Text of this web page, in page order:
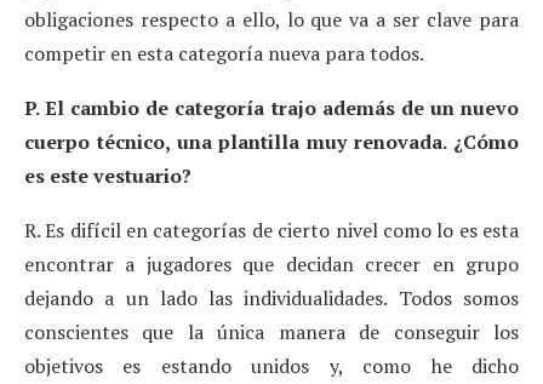
obligaciones respecto a ello, lo que va a ser clave para
competir en esta categoría nueva para todos.
P. El cambio de categoría trajo además de un nuevo
cuerpo técnico, una plantilla muy renovada. ¿Cómo
es este vestuario?
R. Es difícil en categorías de cierto nivel como lo es esta
encontrar a jugadores que decidan crecer en grupo
dejando a un lado las individualidades. Todos somos
conscientes que la única manera de conseguir los
objetivos es estando unidos y, como he dicho